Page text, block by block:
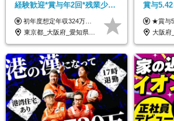
経験歓迎*賞与年2回*残業少な
め*産育休取得実績豊富*可愛
い制服*社割有
初年度想定年収324万円～690万円！ ◆全国一律 月給230,000円～＋賞与＋通勤手当＋役職手当＋時間外手当 《手当充実！》 ＊昇給/年1回 ＊賞与/年2回（7月/12月） ＊通勤手当：交通費支給（規定あり） ＊時間外手当 ＊販売職手当 ＊役職手当 《キャリアパス》 ▼店長（32歳）／年収400万円 ▼トレーナー（37歳）／年収500万円 ▼SV（40歳）／年収570万円 ※SVとして活躍された場合、574万円以上に昇給も目指せます。 日頃のお店での頑張りをしっかり評価する体制を整えており、 ご自身の努力次第で昇給する制度を用意しています！ 《ゆくゆくは・・・》 ■店舗スタッフをとりまとめ、お店づくりを主体で行う店長へ ■複数店舗を統括するトレーナーへとキャリアアップ ■様々な規模の店舗を経験しSVとして活躍した後は、本社の教育担当や店舗支援を担う本部スタッフとして活躍いただけます。 ※経験・能力を考慮の上、当社規定により優遇いたします。 ※入社日から6カ月間の試用期間あり。その間の待遇に差異はありません。
東京都_大阪府_愛知県_北海道_栃木県_静岡県_兵庫県_京都府_福岡県
賞与
業月11h
平均
★賞与5.42ヶ月分支給予定あり！ （大卒以上）月給24万1,692円～39万5,780円＋各種手当＋賞与2回 （高卒以上）月給22万2,662円～39万5,780円＋各種手当＋賞与2回 ※上記は2025年度新
大阪府_新潟県_富山県_石川県_福井県_三